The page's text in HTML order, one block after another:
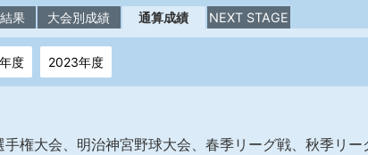
果 大会別成績 通算成績 NEXT STAGE
度 2023年度
権大会、明治神宮野球大会、春季リーグ戦、秋季リー